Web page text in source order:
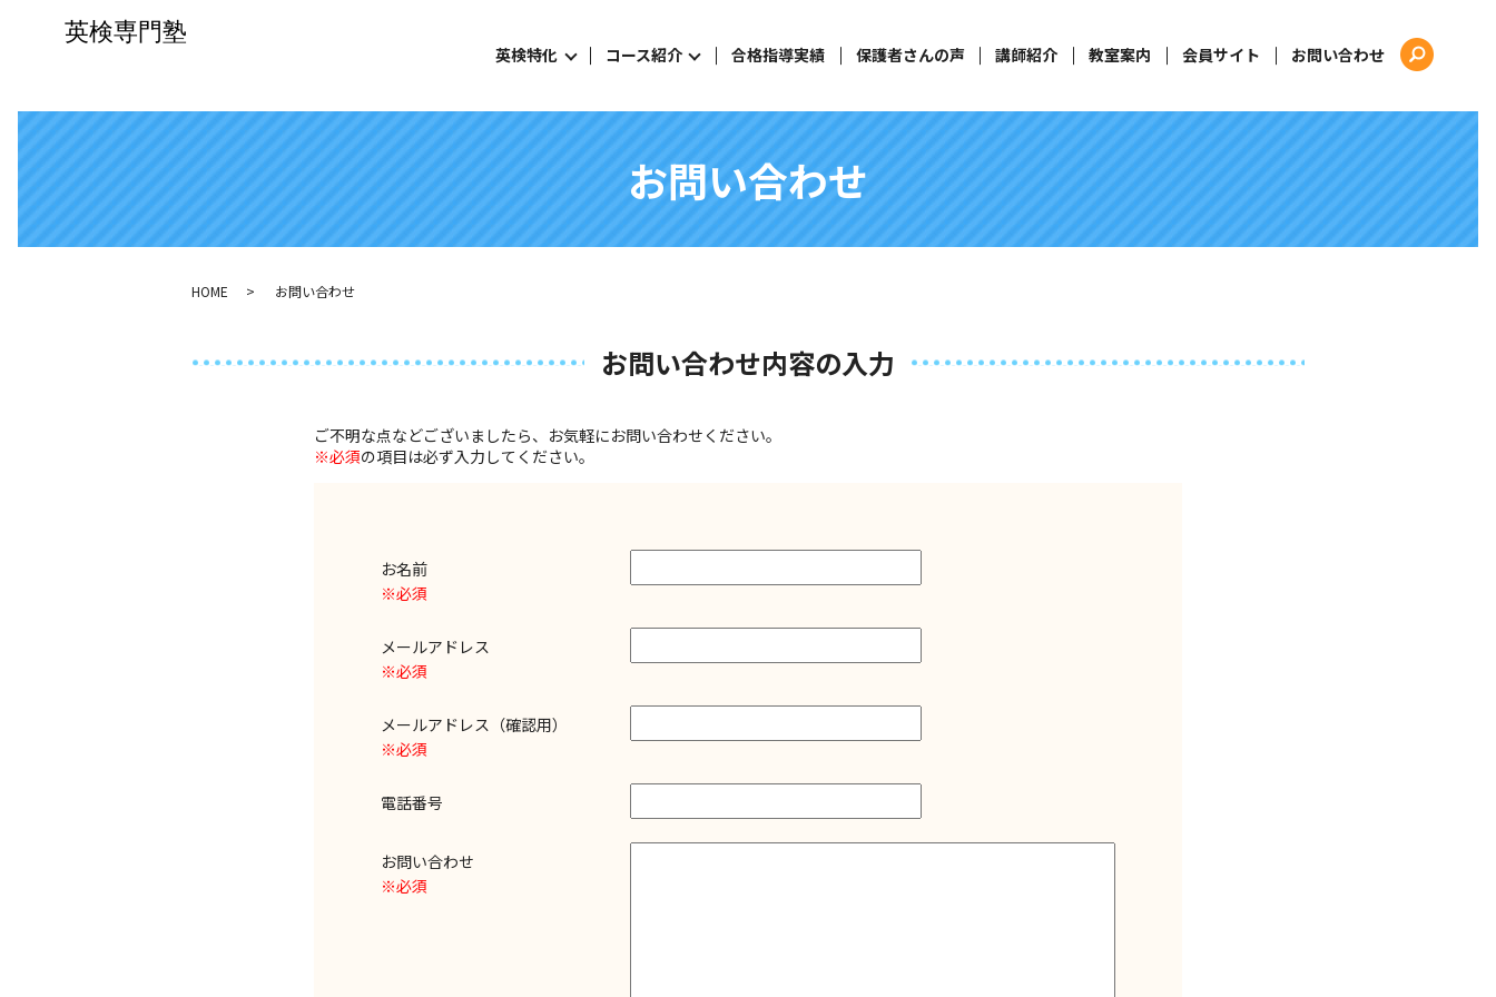
英検特化 コース紹介 合格指導実績 保護者さんの声 講師紹介 教室案内 会員サイト お問い合わせ
お問い合わせ
HOME お問い合わせ
お問い合わせ内容の入力
ご不明な点などございましたら、お気軽にお問い合わせください。
※必須の項目は必ず入力してください。
お名前
※必須
メールアドレス
※必須
メールアドレス（確認用）
※必須
電話番号
お問い合わせ
※必須